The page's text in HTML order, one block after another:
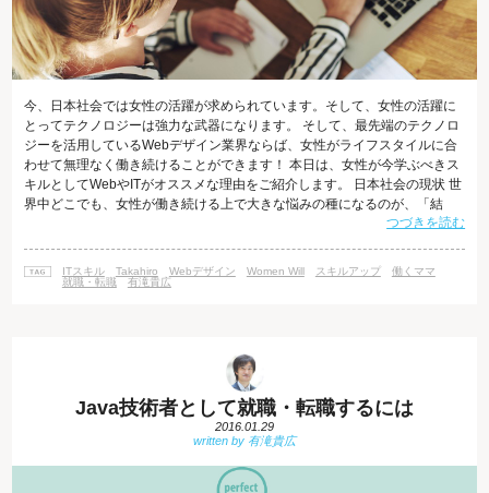
今、日本社会では女性の活躍が求められています。そして、女性の活躍に
とってテクノロジーは強力な武器になります。 そして、最先端のテクノロ
ジーを活用しているWebデザイン業界ならば、女性がライフスタイルに合
わせて無理なく働き続けることができます！ 本日は、女性が今学ぶべきス
キルとしてWebやITがオススメな理由をご紹介します。 日本社会の現状 世
界中どこでも、女性が働き続ける上で大きな悩みの種になるのが、「結
婚」「出産」というライフイベントです。 特に出産後しばらくは、身体を
育児に熱心な「イクメン」も増えて来たとはいえ、出産前後は仕事を休ま
ざるを得ません。 また、復職する際に、会社側に復職ママをバックアップ
つづきを読む
ITスキル Takahiro Webデザイン Women Will スキルアップ
働くママ
就職・転職
有滝貴広
Java技術者として就職・転職するには
2016.01.29